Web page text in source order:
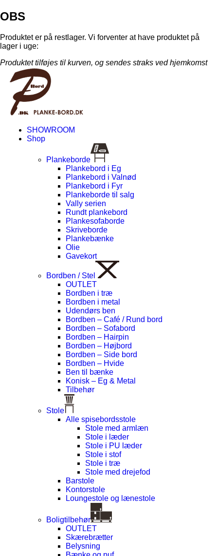
OBS
Produktet er på restlager. Vi forventer at have produktet på
lager i uge:
Produktet tilføjes til kurven, og sendes straks ved hjemkomst
SHOWROOM
Shop
Plankeborde
Plankebord i Eg
Plankebord i Valnød
Plankebord i Fyr
Plankeborde til salg
Vally serien
Rundt plankebord
Plankesofaborde
Skriveborde
Plankebænke
Olie
Gavekort
Bordben / Stel
OUTLET
Bordben i træ
Bordben i metal
Udendørs ben
Bordben – Café / Rund bord
Bordben – Sofabord
Bordben – Hairpin
Bordben – Højbord
Bordben – Side bord
Bordben – Hvide
Ben til bænke
Konisk – Eg & Metal
Tilbehør
Stole
Alle spisebordsstole
Stole med armlæn
Stole i læder
Stole i PU læder
Stole i stof
Stole i træ
Stole med drejefod
Barstole
Kontorstole
Loungestole og lænestole
Boligtilbehør
OUTLET
Skærebrætter
Belysning